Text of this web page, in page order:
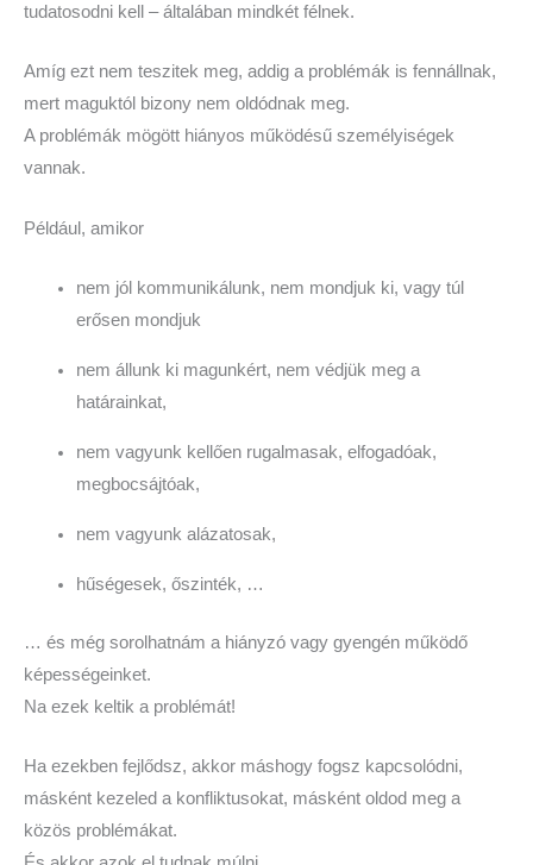
tudatosodni kell – általában mindkét félnek.
Amíg ezt nem teszitek meg, addig a problémák is fennállnak,
mert maguktól bizony nem oldódnak meg.
A problémák mögött hiányos működésű személyiségek
vannak.
Például, amikor
nem jól kommunikálunk, nem mondjuk ki, vagy túl
erősen mondjuk
nem állunk ki magunkért, nem védjük meg a
határainkat,
nem vagyunk kellően rugalmasak, elfogadóak,
megbocsájtóak,
nem vagyunk alázatosak,
hűségesek, őszinték, …
… és még sorolhatnám a hiányzó vagy gyengén működő
képességeinket.
Na ezek keltik a problémát!
Ha ezekben fejlődsz, akkor máshogy fogsz kapcsolódni,
másként kezeled a konfliktusokat, másként oldod meg a
közös problémákat.